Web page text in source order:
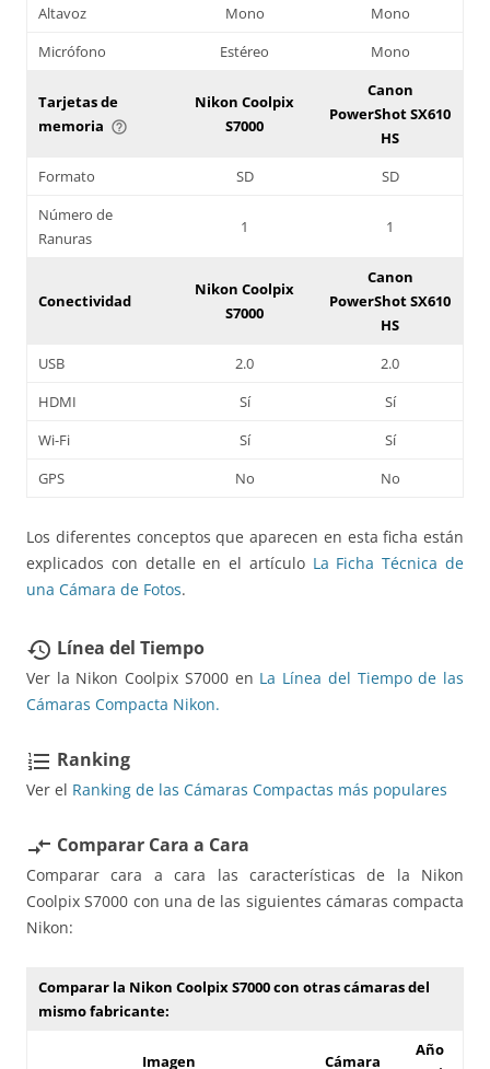
Altavoz
Mono
Mono
Micrófono
Estéreo Mono
Tarjetas de
memoria help_outline
Nikon Coolpix
S7000
Canon
PowerShot SX610
HS
Formato
SD
SD
Número de
Ranuras
1 1
Conectividad
Nikon Coolpix
S7000
Canon
PowerShot SX610
HS
USB
2.0
2.0
HDMI
Sí
Sí
Wi-Fi
Sí
Sí
GPS
No No
Los diferentes conceptos que aparecen en esta ficha están
explicados con detalle en el artículo La Ficha Técnica de
una Cámara de Fotos.
restore Línea del Tiempo
Ver la Nikon Coolpix S7000 en La Línea del Tiempo de las
Cámaras Compacta Nikon.
format_list_numbered Ranking
Ver el Ranking de las Cámaras Compactas más populares
compare_arrows Comparar Cara a Cara
Comparar cara a cara las características de la Nikon
Coolpix S7000 con una de las siguientes cámaras compacta
Nikon:
Comparar la Nikon Coolpix S7000 con otras cámaras del
mismo fabricante:
Imagen Cámara
Año